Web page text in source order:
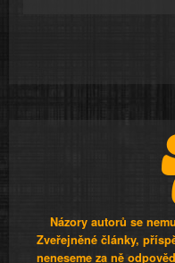
Názory autorů se
Zveřejněné články,
neneseme za ně